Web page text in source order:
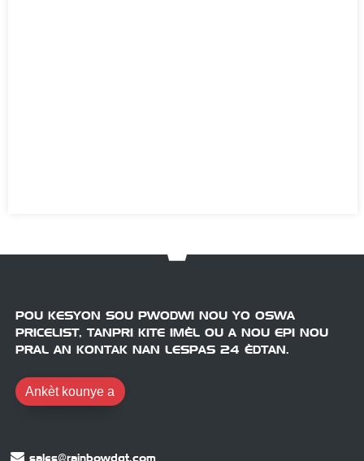
POU KESYON SOU PWODWI NOU YO OSWA
PRICELIST, TANPRI KITE IMÈL OU A NOU EPI NOU
PRAL AN KONTAK NAN LESPAS 24 ÈDTAN.
Ankèt kounye a
sales@rainbowdgt.com